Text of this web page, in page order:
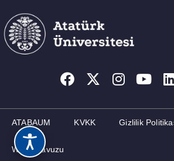
ATABAUM KVKK Gizlilik
Web Kılavuzu